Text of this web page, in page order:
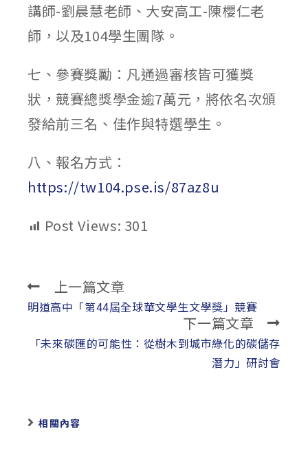
講師-劉晨慧老師、大安高工-陳櫻仁老
師，以及104學生團隊。
七、參賽獎勵：凡通過審核皆可獲獎
狀，競賽總獎學金逾7萬元，將依名次頒
發給前三名、佳作與特選學生。
八、報名方式：
https://tw104.pse.is/87az8u
Post Views: 301
Read
more
上一篇文章
明道高中「第44屆全球華文學生文學獎」競賽
下一篇文章
「未來碳匯的可能性：從樹木到城市綠化的碳儲存
潛力」研討會
相關內容